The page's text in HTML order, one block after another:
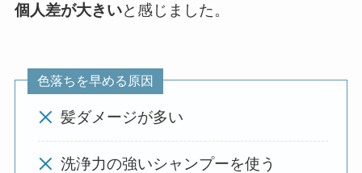
個人差が大きいと感じました。
色落ちを早める原因
髪ダメージが多い
洗浄力の強いシャンプーを使う